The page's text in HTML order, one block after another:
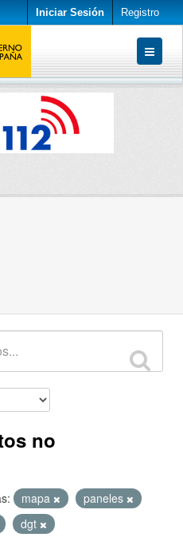
Iniciar Sesión Registro
no
mapa
paneles
dgt